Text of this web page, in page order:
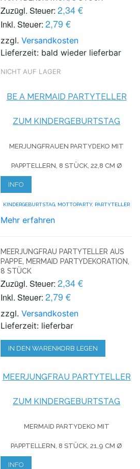
Zuzügl. Steuer: 2,34 €
Inkl. Steuer: 2,79 €
zzgl.Versandkosten
Lieferzeit: bald wieder lieferbar
NICHT AUF LAGER
BE A MERMAID PARTYTELLER
ZUM KINDERGEBURTSTAG
MERJUNGFRAUEN PARTYDEKO MIT
PAPPTELLERN, 8 STÜCK, 22,8 CM Ø
INFO
KINDERGEBURTSTAG MOTTOPARTY, PARTYTELLER
Mehr erfahren
MEERJUNGFRAU PARTYTELLER AUS
PAPPE, MERMAID PARTYDEKORATION,
8 STÜCK
Zuzügl. Steuer: 2,34 €
Inkl. Steuer: 2,79 €
zzgl.Versandkosten
Lieferzeit: lieferbar
IN DEN WARENKORB LEGEN
MEERJUNGFRAU PARTYTELLER
ZUM KINDERGEBURTSTAG
MERMAID PARTYDEKO MIT
PAPPTELLERN, 8 STÜCK, 21,9 CM Ø
INFO